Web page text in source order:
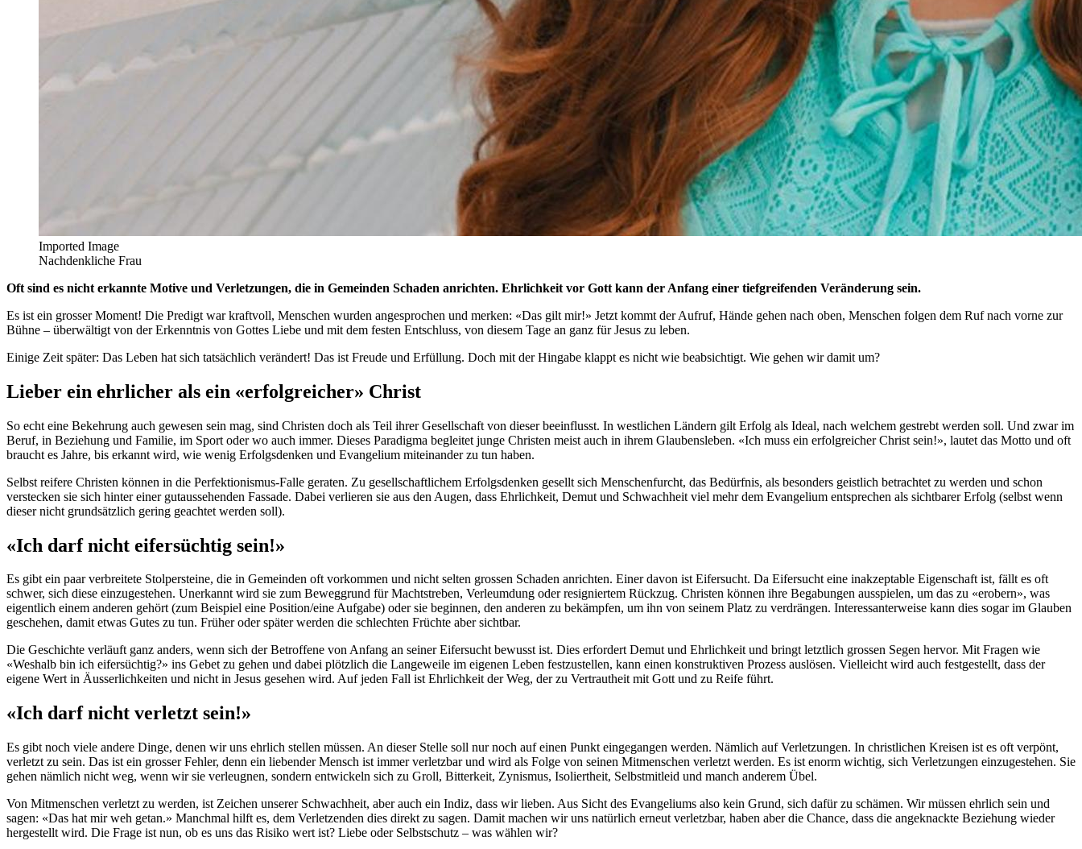
Imported Image
Nachdenkliche Frau
Oft sind es nicht erkannte Motive und Verletzungen, die in Gemeinden Schaden anrichten. Ehrlichkeit vor Gott kann der Anfang einer tiefgreifenden Veränderung sein.
Es ist ein grosser Moment! Die Predigt war kraftvoll, Menschen wurden angesprochen und merken: «Das gilt mir!» Jetzt kommt der Aufruf, Hände gehen nach oben, Menschen folgen dem Ruf nach vorne zur
Bühne – überwältigt von der Erkenntnis von Gottes Liebe und mit dem festen Entschluss, von diesem Tage an ganz für Jesus zu leben.
Einige Zeit später: Das Leben hat sich tatsächlich verändert! Das ist Freude und Erfüllung. Doch mit der Hingabe klappt es nicht wie beabsichtigt. Wie gehen wir damit um?
Lieber ein ehrlicher als ein «erfolgreicher» Christ
So echt eine Bekehrung auch gewesen sein mag, sind Christen doch als Teil ihrer Gesellschaft von dieser beeinflusst. In westlichen Ländern gilt Erfolg als Ideal, nach welchem gestrebt werden soll. Und zwar im
Beruf, in Beziehung und Familie, im Sport oder wo auch immer. Dieses Paradigma begleitet junge Christen meist auch in ihrem Glaubensleben. «Ich muss ein erfolgreicher Christ sein!», lautet das Motto und oft
braucht es Jahre, bis erkannt wird, wie wenig Erfolgsdenken und Evangelium miteinander zu tun haben.
Selbst reifere Christen können in die Perfektionismus-Falle geraten. Zu gesellschaftlichem Erfolgsdenken gesellt sich Menschenfurcht, das Bedürfnis, als besonders geistlich betrachtet zu werden und schon
verstecken sie sich hinter einer gutaussehenden Fassade. Dabei verlieren sie aus den Augen, dass Ehrlichkeit, Demut und Schwachheit viel mehr dem Evangelium entsprechen als sichtbarer Erfolg (selbst wenn
dieser nicht grundsätzlich gering geachtet werden soll).
«Ich darf nicht eifersüchtig sein!»
Es gibt ein paar verbreitete Stolpersteine, die in Gemeinden oft vorkommen und nicht selten grossen Schaden anrichten. Einer davon ist Eifersucht. Da Eifersucht eine inakzeptable Eigenschaft ist, fällt es oft
schwer, sich diese einzugestehen. Unerkannt wird sie zum Beweggrund für Machtstreben, Verleumdung oder resigniertem Rückzug. Christen können ihre Begabungen ausspielen, um das zu «erobern», was
eigentlich einem anderen gehört (zum Beispiel eine Position/eine Aufgabe) oder sie beginnen, den anderen zu bekämpfen, um ihn von seinem Platz zu verdrängen. Interessanterweise kann dies sogar im Glauben
geschehen, damit etwas Gutes zu tun. Früher oder später werden die schlechten Früchte aber sichtbar.
Die Geschichte verläuft ganz anders, wenn sich der Betroffene von Anfang an seiner Eifersucht bewusst ist. Dies erfordert Demut und Ehrlichkeit und bringt letztlich grossen Segen hervor. Mit Fragen wie
«Weshalb bin ich eifersüchtig?» ins Gebet zu gehen und dabei plötzlich die Langeweile im eigenen Leben festzustellen, kann einen konstruktiven Prozess auslösen. Vielleicht wird auch festgestellt, dass der
eigene Wert in Äusserlichkeiten und nicht in Jesus gesehen wird. Auf jeden Fall ist Ehrlichkeit der Weg, der zu Vertrautheit mit Gott und zu Reife führt.
«Ich darf nicht verletzt sein!»
Es gibt noch viele andere Dinge, denen wir uns ehrlich stellen müssen. An dieser Stelle soll nur noch auf einen Punkt eingegangen werden. Nämlich auf Verletzungen. In christlichen Kreisen ist es oft verpönt,
verletzt zu sein. Das ist ein grosser Fehler, denn ein liebender Mensch ist immer verletzbar und wird als Folge von seinen Mitmenschen verletzt werden. Es ist enorm wichtig, sich Verletzungen einzugestehen. Sie
gehen nämlich nicht weg, wenn wir sie verleugnen, sondern entwickeln sich zu Groll, Bitterkeit, Zynismus, Isoliertheit, Selbstmitleid und manch anderem Übel.
Von Mitmenschen verletzt zu werden, ist Zeichen unserer Schwachheit, aber auch ein Indiz, dass wir lieben. Aus Sicht des Evangeliums also kein Grund, sich dafür zu schämen. Wir müssen ehrlich sein und
sagen: «Das hat mir weh getan.» Manchmal hilft es, dem Verletzenden dies direkt zu sagen. Damit machen wir uns natürlich erneut verletzbar, haben aber die Chance, dass die angeknackte Beziehung wieder
hergestellt wird. Die Frage ist nun, ob es uns das Risiko wert ist? Liebe oder Selbstschutz – was wählen wir?